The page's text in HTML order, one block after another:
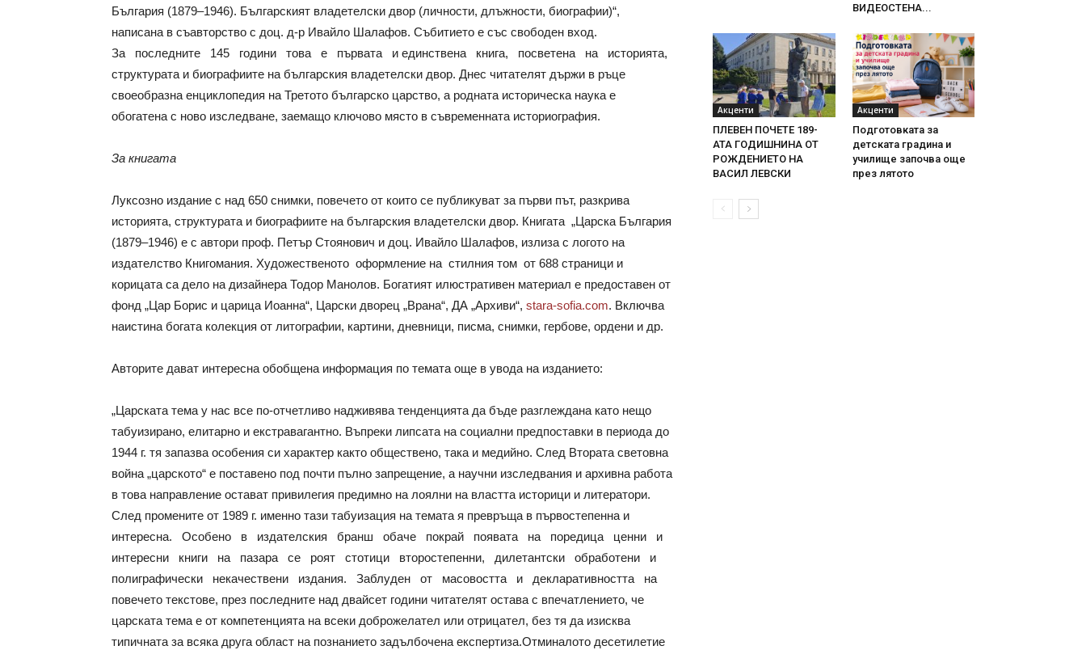
България (1879–1946). Българският владетелски двор (личности, длъжности, биографии)“,
написана в съавторство с доц. д-р Ивайло Шалафов. Събитието е със свободен вход.
За последните 145 години това е първата и единствена книга, посветена на историята,
структурата и биографиите на българския владетелски двор. Днес читателят държи в ръце
своеобразна енциклопедия на Третото българско царство, а родната историческа наука е
обогатена с ново изследване, заемащо ключово място в съвременната историография.
За книгата
Луксозно издание с над 650 снимки, повечето от които се публикуват за първи път, разкрива
историята, структурата и биографиите на българския владетелски двор. Книгата „Царска България
(1879–1946) е с автори проф. Петър Стоянович и доц. Ивайло Шалафов, излиза с логото на
издателство Книгомания. Художественото оформление на стилния том от 688 страници и
корицата са дело на дизайнера Тодор Манолов. Богатият илюстративен материал е предоставен от
фонд „Цар Борис и царица Иоанна“, Царски дворец „Врана“, ДА „Архиви“, stara-sofia.com. Включва
наистина богата колекция от литографии, картини, дневници, писма, снимки, гербове, ордени и др.
Авторите дават интересна обобщена информация по темата още в увода на изданието:
„Царската тема у нас все по-отчетливо надживява тенденцията да бъде разглеждана като нещо
табуизирано, елитарно и екстравагантно. Въпреки липсата на социални предпоставки в периода до
1944 г. тя запазва особения си характер както обществено, така и медийно. След Втората световна
война „царското“ е поставено под почти пълно запрещение, а научни изследвания и архивна работа
в това направление остават привилегия предимно на лоялни на властта историци и литератори.
След промените от 1989 г. именно тази табуизация на темата я превръща в първостепенна и
интересна. Особено в издателския бранш обаче покрай появата на поредица ценни и
интересни книги на пазара се роят стотици второстепенни, дилетантски обработени и
полиграфически некачествени издания. Заблуден от масовостта и декларативността на
повечето текстове, през последните над двайсет години читателят остава с впечатлението, че
царската тема е от компетенцията на всеки доброжелател или отрицател, без тя да изисква
типичната за всяка друга област на познанието задълбочена експертиза.Отминалото десетилетие
ВИДЕОСТЕНА...
Акценти
ПЛЕВЕН ПОЧЕТЕ 189-
АТА ГОДИШНИНА ОТ
РОЖДЕНИЕТО НА
ВАСИЛ ЛЕВСКИ
Акценти
Подготовката за
детската градина и
училище започва още
през лятото